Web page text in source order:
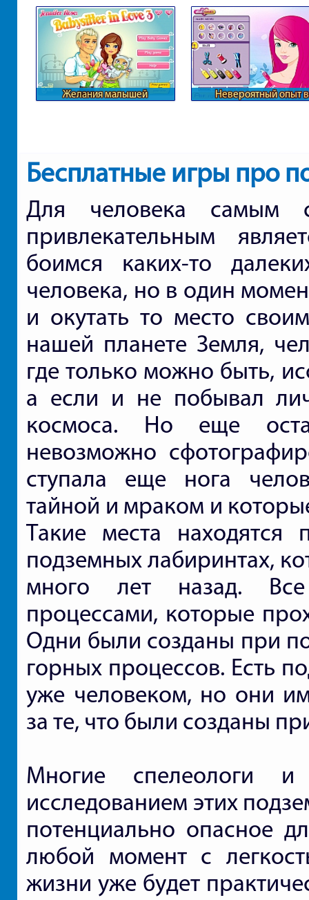
Желания малышей
Невероятный опыт в
Бесплатные игры про
Для человека
привлекательным
боимся каких-то
человека, но в один
и окутать то место
нашей планете Земля,
где только можно быть,
а если и не побывал
космоса. Но еще
невозможно
ступала еще нога
тайной и мраком и
Такие места
подземных лабиринтах,
много лет назад.
процессами, которые
Одни были созданы при
горных процессов. Есть
уже человеком, но они
за те, что были созданы
Многие спелеологи
исследованием этих
потенциально опасное
любой момент с
жизни уже будет